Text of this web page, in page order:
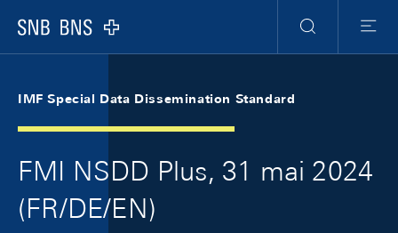
Logo
Ricerca
Menu
IMF Special Data Dissemination Standard
FMI NSDD Plus, 31 mai 2024
(FR/DE/EN)